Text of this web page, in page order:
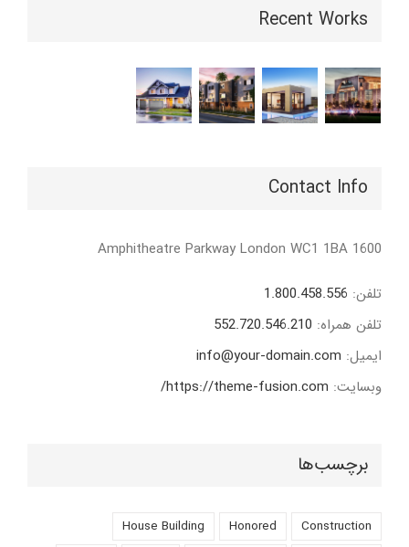
Recent Works
Contact Info
1600 Amphitheatre Parkway London WC1 1BA
تلفن: 1.800.458.556
تلفن همراه: 552.720.546.210
ایمیل: info@your-domain.com
وبسایت: https://theme-fusion.com/
برچسب‌ها
Construction
Honored
House Building